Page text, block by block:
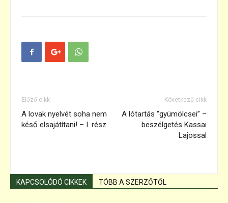
Előző cikk
A lovak nyelvét soha nem
késő elsajátítani! – I. rész
Következő cikk
A lótartás “gyümölcsei” –
beszélgetés Kassai
Lajossal
KAPCSOLÓDÓ CIKKEK TÖBB A SZERZŐTŐL